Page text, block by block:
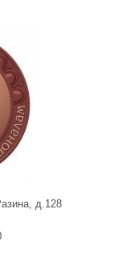
д.128